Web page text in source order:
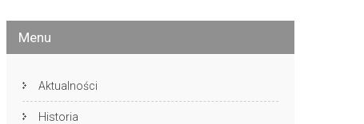
Menu
Aktualności
Historia